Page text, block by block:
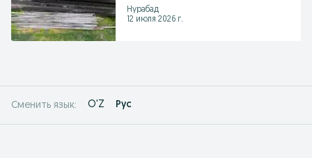
Нурабад
12 июля 2026 г.
Сменить язык: O'Z Рус